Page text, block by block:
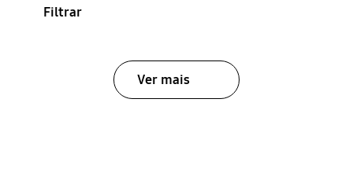
Filtrar
Ver mais